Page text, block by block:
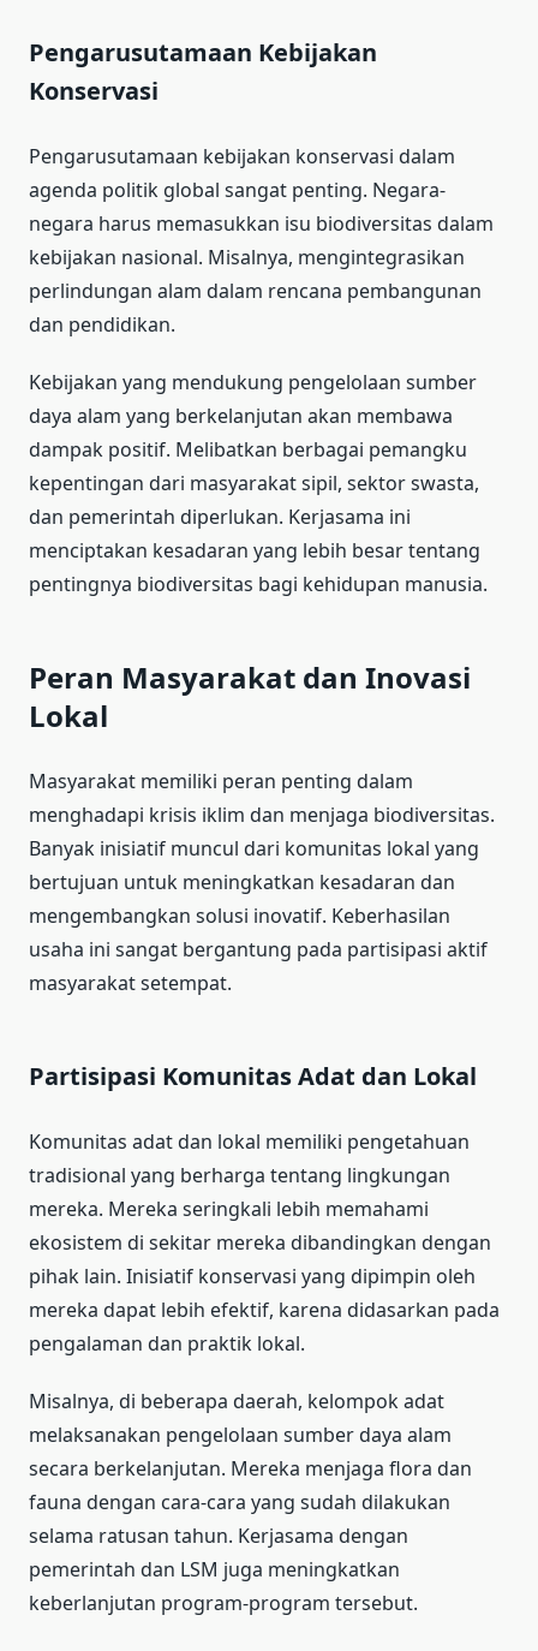
Pengarusutamaan Kebijakan
Konservasi
Pengarusutamaan kebijakan konservasi dalam
agenda politik global sangat penting. Negara-
negara harus memasukkan isu biodiversitas dalam
kebijakan nasional. Misalnya, mengintegrasikan
perlindungan alam dalam rencana pembangunan
dan pendidikan.
Kebijakan yang mendukung pengelolaan sumber
daya alam yang berkelanjutan akan membawa
dampak positif. Melibatkan berbagai pemangku
kepentingan dari masyarakat sipil, sektor swasta,
dan pemerintah diperlukan. Kerjasama ini
menciptakan kesadaran yang lebih besar tentang
pentingnya biodiversitas bagi kehidupan manusia.
Peran Masyarakat dan Inovasi
Lokal
Masyarakat memiliki peran penting dalam
menghadapi krisis iklim dan menjaga biodiversitas.
Banyak inisiatif muncul dari komunitas lokal yang
bertujuan untuk meningkatkan kesadaran dan
mengembangkan solusi inovatif. Keberhasilan
usaha ini sangat bergantung pada partisipasi aktif
masyarakat setempat.
Partisipasi Komunitas Adat dan Lokal
Komunitas adat dan lokal memiliki pengetahuan
tradisional yang berharga tentang lingkungan
mereka. Mereka seringkali lebih memahami
ekosistem di sekitar mereka dibandingkan dengan
pihak lain. Inisiatif konservasi yang dipimpin oleh
mereka dapat lebih efektif, karena didasarkan pada
pengalaman dan praktik lokal.
Misalnya, di beberapa daerah, kelompok adat
melaksanakan pengelolaan sumber daya alam
secara berkelanjutan. Mereka menjaga flora dan
fauna dengan cara-cara yang sudah dilakukan
selama ratusan tahun. Kerjasama dengan
pemerintah dan LSM juga meningkatkan
keberlanjutan program-program tersebut.